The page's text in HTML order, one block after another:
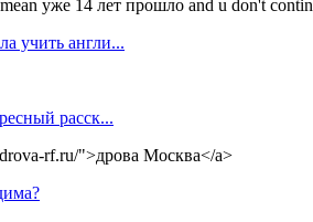
уже 14 лет прошло and u don't
учить англи...
расск...
rf.ru/">дрова Москва</a>